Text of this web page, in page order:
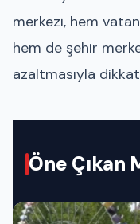
merkezi, hem
hem de şehir
azaltmasıyla
Öne Çıkan